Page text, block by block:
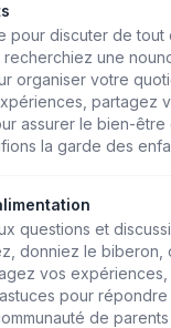
pour discuter de
recherchiez une
organiser votre
partagez
assurer le bien-
la garde des
questions et
donniez le biberon,
vos
pour
de